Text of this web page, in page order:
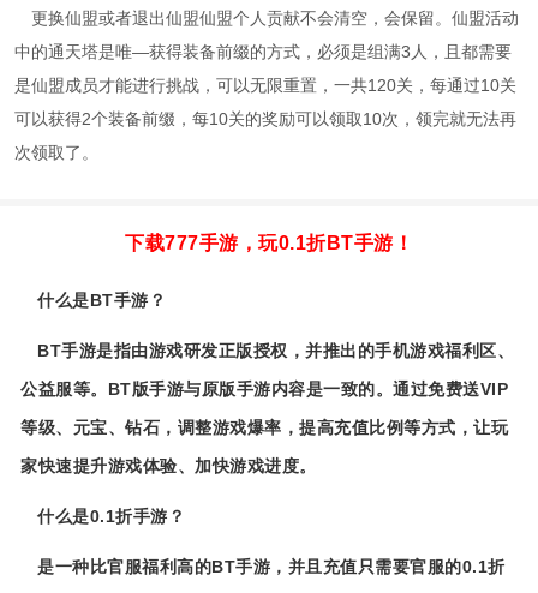
更换仙盟或者退出仙盟仙盟个人贡献不会清空，会保留。仙盟活动
中的通天塔是唯―获得装备前缀的方式，必须是组满3人，且都需要
是仙盟成员才能进行挑战，可以无限重置，一共120关，每通过10关
可以获得2个装备前缀，每10关的奖励可以领取10次，领完就无法再
次领取了。
下载777手游，玩0.1折BT手游！
什么是BT手游？
BT手游是指由游戏研发正版授权，并推出的手机游戏福利区、
公益服等。BT版手游与原版手游内容是一致的。通过免费送VIP
等级、元宝、钻石，调整游戏爆率，提高充值比例等方式，让玩
家快速提升游戏体验、加快游戏进度。
什么是0.1折手游？
是一种比官服福利高的BT手游，并且充值只需要官服的0.1折